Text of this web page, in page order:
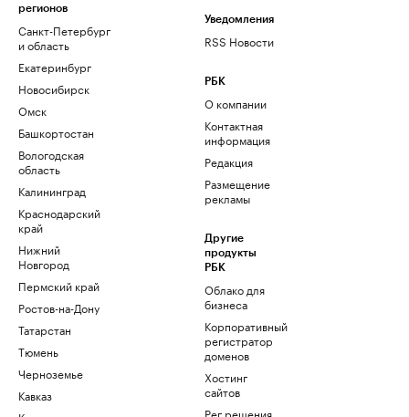
регионов
Санкт-Петербург
и область
Екатеринбург
Новосибирск
Омск
Башкортостан
Вологодская
область
Калининград
Краснодарский
край
Нижний
Новгород
Пермский край
Ростов-на-Дону
Татарстан
Тюмень
Черноземье
Кавказ
Уведомления
RSS Новости
РБК
О компании
Контактная
информация
Редакция
Размещение
рекламы
Другие
продукты
РБК
Облако для
бизнеса
Корпоративный
регистратор
доменов
Хостинг
сайтов
Рег.решения